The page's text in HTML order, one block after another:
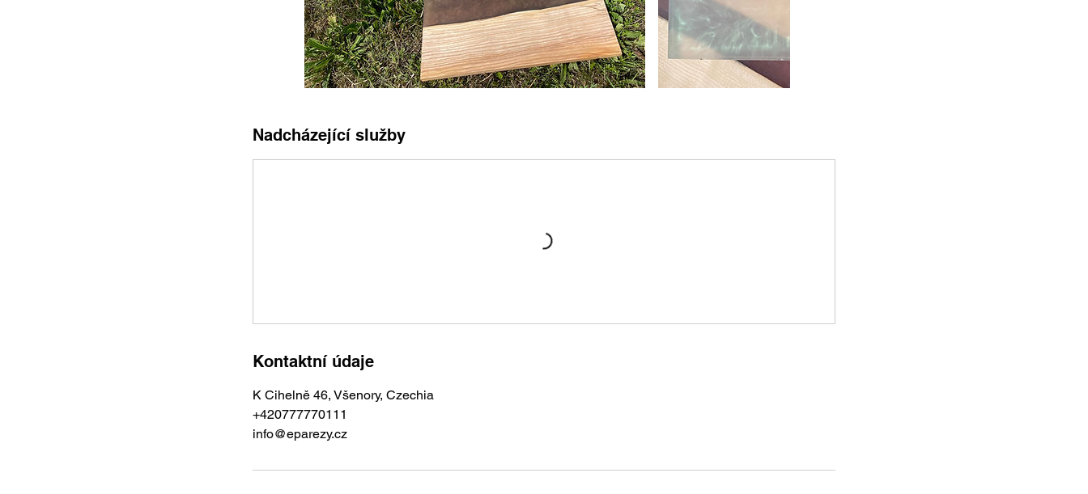
Nadcházející služby
Kontaktní údaje
K Cihelně 46, Všenory, Czechia
+420777770111
info@eparezy.cz